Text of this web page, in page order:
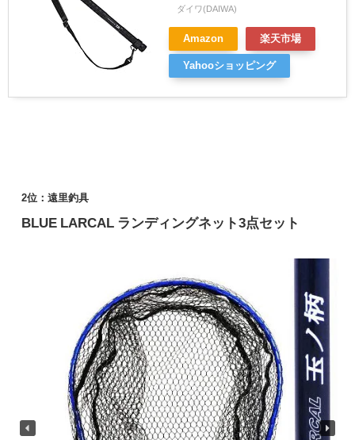
ダイワ(DAIWA)
Amazon 楽天市場
Yahooショッピング
2位：遠里釣具
BLUE LARCAL ランディングネット3点セット